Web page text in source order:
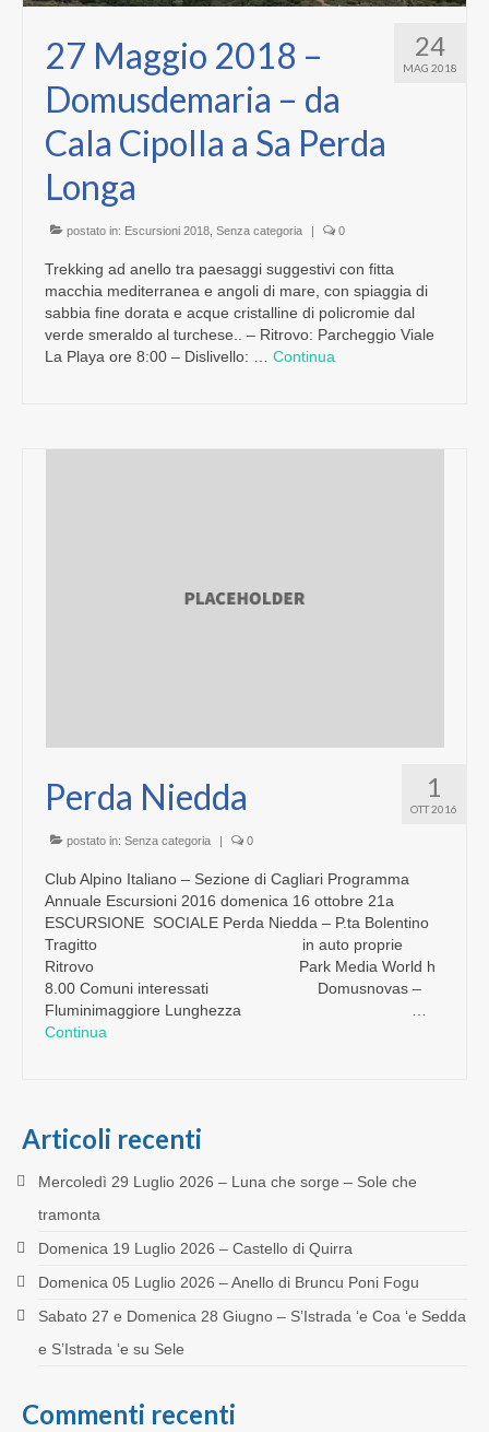
24
MAG 2018
27 Maggio 2018 –
Domusdemaria – da
Cala Cipolla a Sa Perda
Longa
postato in: Escursioni 2018 Senza categoria | 0
Trekking ad anello tra paesaggi suggestivi con fitta
macchia mediterranea e angoli di mare, con spiaggia di
sabbia fine dorata e acque cristalline di policromie dal
verde smeraldo al turchese.. – Ritrovo: Parcheggio Viale
La Playa ore 8:00 – Dislivello: … Continua
1
OTT 2016
Perda Niedda
postato in: Senza categoria 0
Club Alpino Italiano – Sezione di Cagliari Programma
Annuale Escursioni 2016 domenica 16 ottobre 21a
ESCURSIONE SOCIALE Perda Niedda – P.ta Bolentino
Tragitto in auto proprie
Ritrovo Park Media World h
8.00 Comuni interessati Domusnovas –
Fluminimaggiore Lunghezza …
Continua
Articoli recenti
Mercoledì 29 Luglio 2026 – Luna che sorge – Sole che
tramonta
Domenica 19 Luglio 2026 – Castello di Quirra
Domenica 05 Luglio 2026 – Anello di Bruncu Poni Fogu
Sabato 27 e Domenica 28 Giugno – S’Istrada ‘e Coa ‘e Sedda
e S’Istrada ‘e su Sele
Commenti recenti